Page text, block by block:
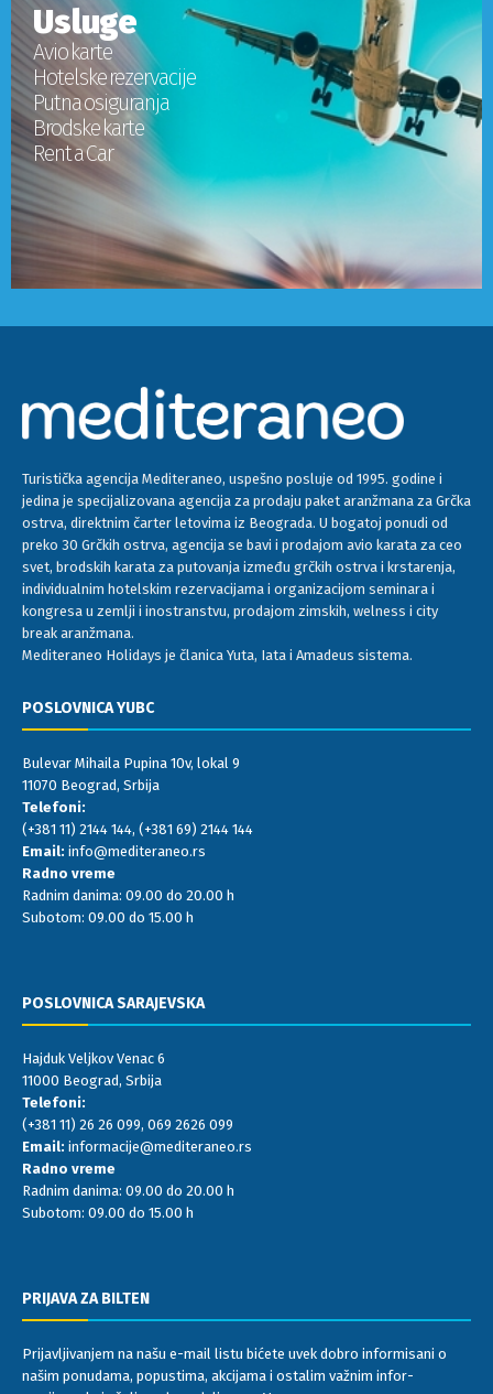
Usluge
Avio karte
Hotelske rezervacije
Putna osiguranja
Brodske karte
Rent a Car
Turistička agencija Mediteraneo, uspešno posluje od 1995. godine i
jedina je specijalizovana agencija za prodaju paket aranžmana za Grčka
ostrva, direktnim čarter letovima iz Beograda. U bogatoj ponudi od
preko 30 Grčkih ostrva, agencija se bavi i prodajom avio karata za ceo
svet, brodskih karata za putovanja između grčkih ostrva i krstarenja,
individualnim hotelskim rezervacijama i organizacijom seminara i
kongresa u zemlji i inostranstvu, prodajom zimskih, welness i city
break aranžmana.
Mediteraneo Holidays je članica Yuta, Iata i Amadeus sistema.
POSLOVNICA YUBC
Bulevar Mihaila Pupina 10v, lokal 9
11070 Beograd, Srbija
Telefoni:
(+381 11) 2144 144, (+381 69) 2144 144
Email: info@mediteraneo.rs
Radno vreme
Radnim danima: 09.00 do 20.00 h
Subotom: 09.00 do 15.00 h
POSLOVNICA SARAJEVSKA
Hajduk Veljkov Venac 6
11000 Beograd, Srbija
Telefoni:
(+381 11) 26 26 099, 069 2626 099
Email: informacije@mediteraneo.rs
Radno vreme
Radnim danima: 09.00 do 20.00 h
Subotom: 09.00 do 15.00 h
PRIJAVA ZA BILTEN
Prijavljivanjem na našu e-mail listu bićete uvek dobro informisani o
našim ponudama, popustima, akcijama i ostalim važnim infor-